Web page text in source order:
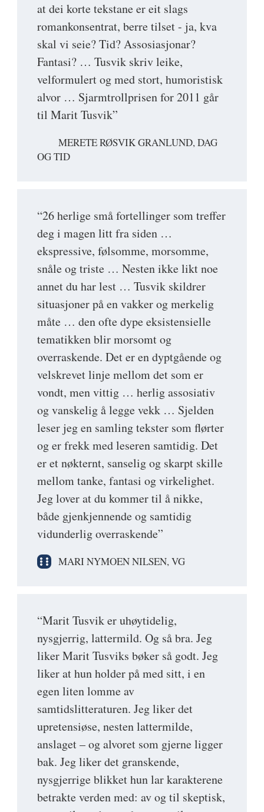
at dei korte tekstane er eit slags
romankonsentrat, berre tilset - ja, kva
skal vi seie? Tid? Assosiasjonar?
Fantasi? … Tusvik skriv leike,
velformulert og med stort, humoristisk
alvor … Sjarmtrollprisen for 2011 går
til Marit Tusvik”
MERETE RØSVIK GRANLUND, DAG
OG TID
“26 herlige små fortellinger som treffer
deg i magen litt fra siden …
ekspressive, følsomme, morsomme,
snåle og triste … Nesten ikke likt noe
annet du har lest … Tusvik skildrer
situasjoner på en vakker og merkelig
måte … den ofte dype eksistensielle
tematikken blir morsomt og
overraskende. Det er en dyptgående og
velskrevet linje mellom det som er
vondt, men vittig … herlig assosiativ
og vanskelig å legge vekk … Sjelden
leser jeg en samling tekster som flørter
og er frekk med leseren samtidig. Det
er et nøkternt, sanselig og skarpt skille
mellom tanke, fantasi og virkelighet.
Jeg lover at du kommer til å nikke,
både gjenkjennende og samtidig
vidunderlig overraskende”
MARI NYMOEN NILSEN, VG
“Marit Tusvik er uhøytidelig,
nysgjerrig, lattermild. Og så bra. Jeg
liker Marit Tusviks bøker så godt. Jeg
liker at hun holder på med sitt, i en
egen liten lomme av
samtidslitteraturen. Jeg liker det
upretensiøse, nesten lattermilde,
anslaget – og alvoret som gjerne ligger
bak. Jeg liker det granskende,
nysgjerrige blikket hun lar karakterene
betrakte verden med: av og til skeptisk,